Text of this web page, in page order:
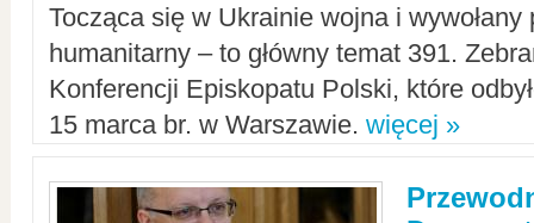
Tocząca się w Ukrainie wojna i
humanitarny – to główny temat 391.
Konferencji Episkopatu Polski, które
15 marca br. w Warszawie. więcej »